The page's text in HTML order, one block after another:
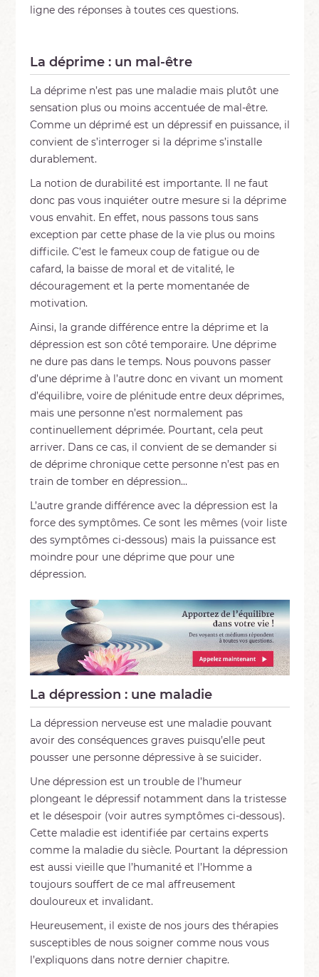
ligne des réponses à toutes ces questions.
La déprime : un mal-être
La déprime n’est pas une maladie mais plutôt une
sensation plus ou moins accentuée de mal-être.
Comme un déprimé est un dépressif en puissance, il
convient de s’interroger si la déprime s’installe
durablement.
La notion de durabilité est importante. Il ne faut
donc pas vous inquiéter outre mesure si la déprime
vous envahit. En effet, nous passons tous sans
exception par cette phase de la vie plus ou moins
difficile. C’est le fameux coup de fatigue ou de
cafard, la baisse de moral et de vitalité, le
découragement et la perte momentanée de
motivation.
Ainsi, la grande différence entre la déprime et la
dépression est son côté temporaire. Une déprime
ne dure pas dans le temps. Nous pouvons passer
d’une déprime à l’autre donc en vivant un moment
d’équilibre, voire de plénitude entre deux déprimes,
mais une personne n’est normalement pas
continuellement déprimée. Pourtant, cela peut
arriver. Dans ce cas, il convient de se demander si
de déprime chronique cette personne n’est pas en
train de tomber en dépression…
L’autre grande différence avec la dépression est la
force des symptômes. Ce sont les mêmes (voir liste
des symptômes ci-dessous) mais la puissance est
moindre pour une déprime que pour une
dépression.
La dépression : une maladie
La dépression nerveuse est une maladie pouvant
avoir des conséquences graves puisqu’elle peut
pousser une personne dépressive à se suicider.
Une dépression est un trouble de l’humeur
plongeant le dépressif notamment dans la tristesse
et le désespoir (voir autres symptômes ci-dessous).
Cette maladie est identifiée par certains experts
comme la maladie du siècle. Pourtant la dépression
est aussi vieille que l’humanité et l’Homme a
toujours souffert de ce mal affreusement
douloureux et invalidant.
Heureusement, il existe de nos jours des thérapies
susceptibles de nous soigner comme nous vous
l’expliquons dans notre dernier chapitre.